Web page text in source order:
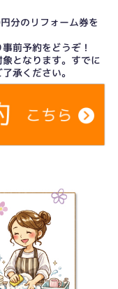
分のリフォーム券を
前予約をどうぞ！
となります。すでに
承ください。